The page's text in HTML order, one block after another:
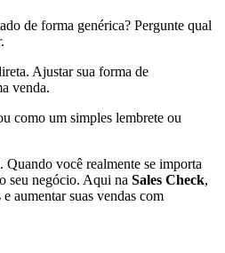
de forma genérica? Pergunte qual
Ajustar sua forma de
venda.
como um simples lembrete ou
você realmente se importa
seu negócio. Aqui na Sales Check,
aumentar suas vendas com